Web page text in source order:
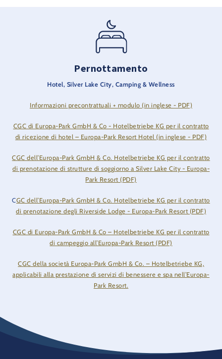
Pernottamento
Hotel, Silver Lake City, Camping & Wellness
Informazioni precontrattuali + modulo (in inglese - PDF)
CGC di Europa-Park GmbH & Co - Hotelbetriebe KG per il contratto
di ricezione di hotel – Europa-Park Resort Hotel (in inglese - PDF)
CGC dell’Europa-Park GmbH & Co. Hotelbetriebe KG per il contratto
di prenotazione di strutture di soggiorno a Silver Lake City - Europa-
Park Resort (PDF)
CGC dell’Europa-Park GmbH & Co. Hotelbetriebe KG per il contratto
di prenotazione degli Riverside Lodge - Europa-Park Resort (PDF)
CGC di Europa-Park GmbH & Co – Hotelbetriebe KG per il contratto
di campeggio all’Europa-Park Resort (PDF)
CGC della società Europa-Park GmbH & Co. – Hotelbetriebe KG,
applicabili alla prestazione di servizi di benessere e spa nell’Europa-
Park Resort.